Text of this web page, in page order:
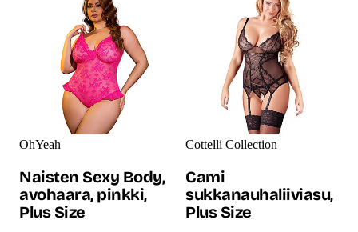
OhYeah
Naisten Sexy Body,
avohaara, pinkki,
Plus Size
Cottelli Collection
Cami
sukkanauhaliiviasu,
Plus Size